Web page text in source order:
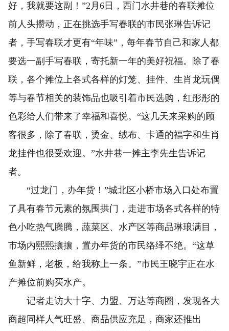
好，我就要这副！”2月6日，西门水井巷的春联摊位
前人头攒动，正在挑选手写春联的市民张琳告诉记
者，手写春联才更有“年味”，每年春节自己和家人都
要选一副手写春联，寄托新一年的美好祝福。除了春
联，各个摊位上各式各样的灯笼、挂件、生肖龙玩偶
等与春节相关的装饰品也吸引着市民选购，红彤彤的
色彩给人们带来了幸福和喜悦。“这几天来采购的顾
客很多，除了春联，烫金、绒布、卡通的福字和生肖
龙挂件也很受欢迎。”水井巷一摊主李先生告诉记
者。
“过龙门，办年货！”城北区小桥市场入口处布置
了具有春节元素的氛围拱门，走进市场各式各样的特
色小吃热气腾腾，蔬菜区、水产区等商品琳琅满目，
市场内熙熙攘攘，置办年货的市民络绎不绝。“这草
鱼新鲜，老板，给我称上一条。”市民王晓宇正在水
产摊位前购买水产。
记者走访大十字、力盟、万达等商圈，发现各大
商超同样人气旺盛、商品供应充足，商家还推出